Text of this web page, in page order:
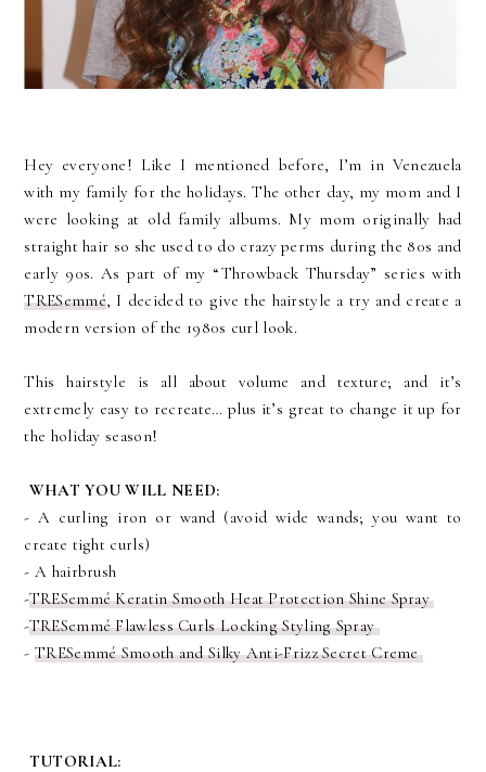
Hey everyone! Like I mentioned before, I’m in Venezuela
with my family for the holidays. The other day, my mom and I
were looking at old family albums. My mom originally had
straight hair so she used to do crazy perms during the 80s and
early 90s. As part of my “Throwback Thursday” series with
TRESemmé, I decided to give the hairstyle a try and create a
modern version of the 1980s curl look.
This hairstyle is all about volume and texture; and it’s
extremely easy to recreate… plus it’s great to change it up for
the holiday season!
WHAT YOU WILL NEED:
- A curling iron or wand (avoid wide wands; you want to
create tight curls)
- A hairbrush
-TRESemmé Keratin Smooth Heat Protection Shine Spray
-TRESemmé Flawless Curls Locking Styling Spray
-TRESemmé Smooth and Silky Anti-Frizz Secret Creme
TUTORIAL: